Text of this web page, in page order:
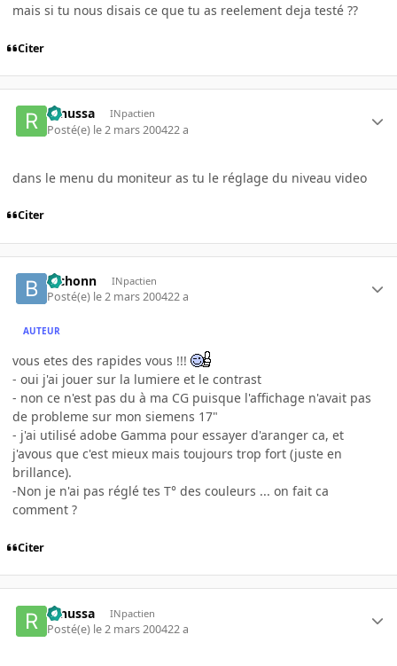
mais si tu nous disais ce que tu as reelement deja testé ??
Citer
renussa INpactien
Posté(e) le 2 mars 200422 a
dans le menu du moniteur as tu le réglage du niveau video
Citer
bichonn INpactien
Posté(e) le 2 mars 200422 a
AUTEUR
vous etes des rapides vous !!!
- oui j'ai jouer sur la lumiere et le contrast
- non ce n'est pas du à ma CG puisque l'affichage n'avait pas
de probleme sur mon siemens 17"
- j'ai utilisé adobe Gamma pour essayer d'aranger ca, et
j'avous que c'est mieux mais toujours trop fort (juste en
brillance).
-Non je n'ai pas réglé tes T° des couleurs ... on fait ca
comment ?
Citer
renussa INpactien
Posté(e) le 2 mars 200422 a